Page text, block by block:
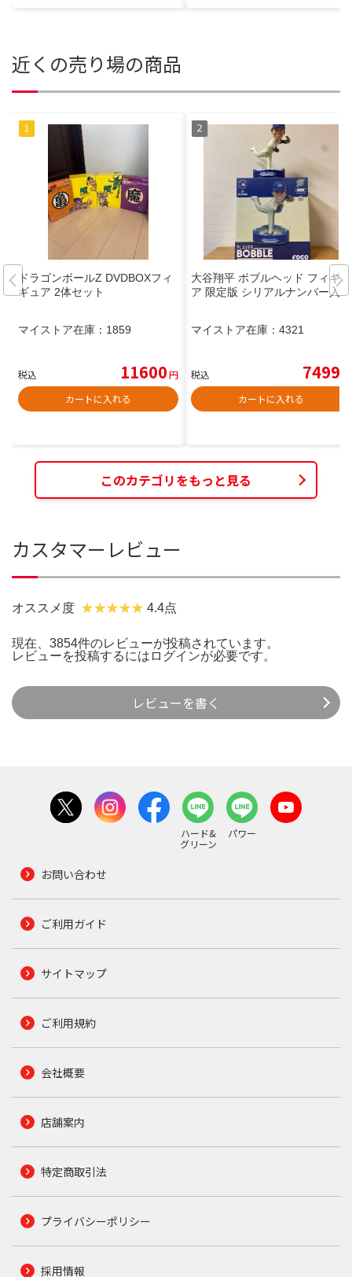
近くの売り場の商品
ドラゴンボールZ DVDBOXフィ
ギュア 2体セット
マイストア在庫： 1859
税込 11600円
カートに入れる
大谷翔平 ボブルヘッド フィギュ
ア 限定版 シリアルナンバー入り
マイストア在庫： 4321
税込 7499
カートに入れる
このカテゴリをもっと見る
カスタマーレビュー
オススメ度 4.4点
現在、3854件のレビューが投稿されています。
レビューを投稿するには ログインが必要です。
レビューを書く
ハード&
グリーン
パワー
お問い合わせ
ご利用ガイド
サイトマップ
ご利用規約
会社概要
店舗案内
特定商取引法
プライバシーポリシー
採用情報